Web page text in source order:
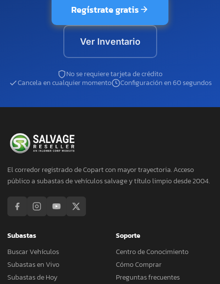
Regístrate gratis
Ver Inventario
No se requiere tarjeta de crédito
Cancela en cualquier momento
Configuración en 60 segundos
El corredor registrado de Copart con mayor trayectoria. Acceso
público a subastas de vehículos salvage y título limpio desde 2004.
Subastas
Buscar Vehículos
Subastas en Vivo
Subastas de Hoy
Soporte
Centro de Conocimiento
Cómo Comprar
Preguntas frecuentes